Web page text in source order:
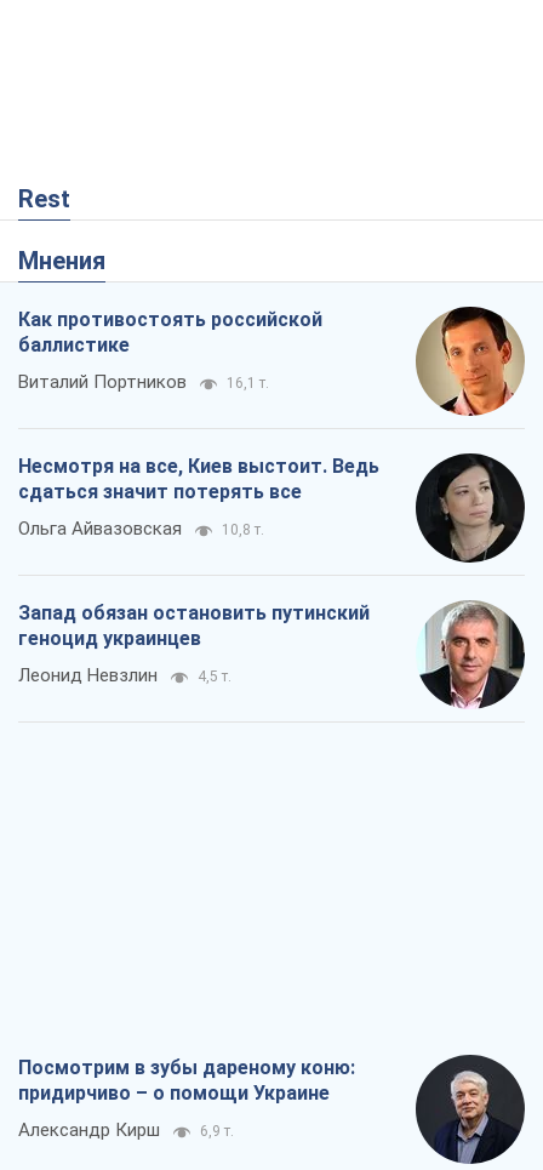
Rest
Мнения
Как противостоять российской
баллистике
Виталий Портников 16,1 т.
Несмотря на все, Киев выстоит. Ведь
сдаться значит потерять все
Ольга Айвазовская 10,8 т.
Запад обязан остановить путинский
геноцид украинцев
Леонид Невзлин 4,5 т.
Посмотрим в зубы дареному коню:
придирчиво – о помощи Украине
Александр Кирш 6,9 т.